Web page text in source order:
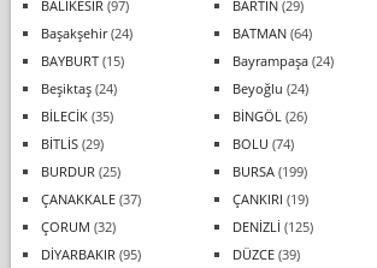
BALIKESİR (97) BARTIN(29)
Başakşehir(24) BATMAN(64)
BAYBURT(15) Bayrampaşa(24)
Beşiktaş(24) Beyoğlu (24)
BİLECİK(35) BİNGÖL (26)
BİTLİS(29) BOLU (74)
BURDUR (25) BURSA(199)
ÇANAKKALE(37) ÇANKIRI (19)
ÇORUM (32) DENİZLİ (125)
DİYARBAKIR (95) DÜZCE(39)